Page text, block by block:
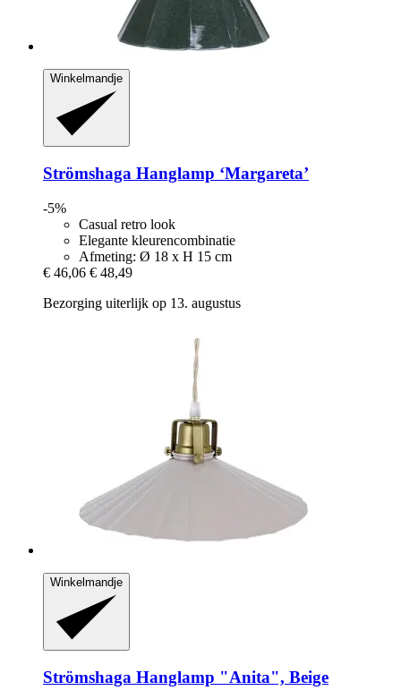
Winkelmandje
Strömshaga Hanglamp ‘Margareta’
-5%
Casual retro look
Elegante kleurencombinatie
Afmeting: Ø 18 x H 15 cm
€ 46,06 € 48,49
Bezorging uiterlijk op 13. augustus
Winkelmandje
Strömshaga Hanglamp "Anita", Beige